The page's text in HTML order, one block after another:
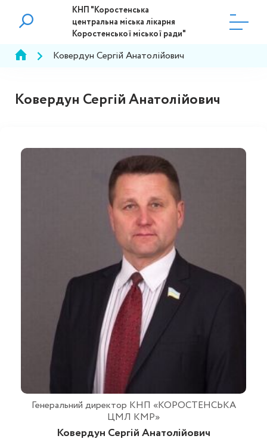
КНП "Коростенська
центральна міська лікарня
Коростенської міської ради"
Ковердун Сергій Анатолійович
Ковердун Сергій Анатолійович
Генеральний директор КНП «КОРОСТЕНСЬКА
ЦМЛ КМР»
Ковердун Сергій Анатолійович